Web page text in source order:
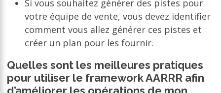
Si vous souhaitez générer des pistes pour
votre équipe de vente, vous devez identifier
comment vous allez générer ces pistes et
créer un plan pour les fournir.
Quelles sont les meilleures pratiques
pour utiliser le framework AARRR afin
d’améliorer les opérations de mon